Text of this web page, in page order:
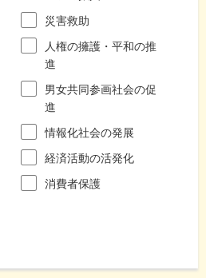
災害救助
人権の擁護・平和の推
進
男女共同参画社会の促
進
情報化社会の発展
経済活動の活発化
消費者保護